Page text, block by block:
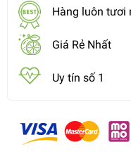
Hàng luôn tươi
Giá Rẻ Nhất
Uy tín số 1